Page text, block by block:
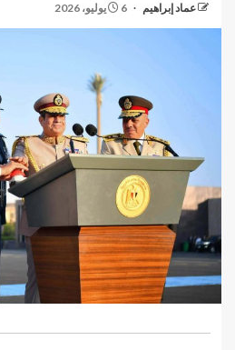
عماد إبراهيم 6 يوليو، 2026